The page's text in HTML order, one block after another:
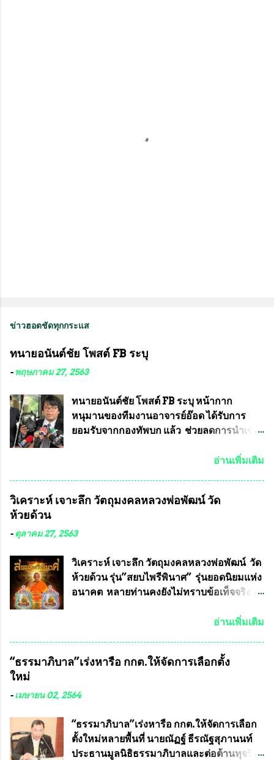
ข่าวฮอตชัดทุกกระแส
ทนายอนันต์ชัย โพสต์ FB ระบุ
- พฤษภาคม 27, 2563
ทนายอนันต์ชัย โพสต์ FB ระบุ หน้ากาก
หนุมานของทีมงานอาจารย์อ๊อด ได้รับการ
ยอมรับจากกองทัพบก แล้ว ช่วยลดการนำเข้า
เดช ทนายความชื่อดัง ได้โพสต์ข้อความใน
อาจารย์อ๊อด อาจารย์ประจำภาควิชาเคมี
มหาวิทยาลัยเกษตรศาสตร์ และทีมงานนักวิจัย
ทหาร ( หน้ากากหนุมาน ) ซึ่งทีมงานนักวิจัย
ของอาจารย์อ๊อด เล็งเห็นว่า หน้ากากป้องกัน
สารพิษทางทหาร ถ้าสามารถผลิตได้ใน
พิษทางทหารไม่ต้องนำเข้า ไม่ต้องเปลืองงบ
ประโยชน์อื่นอีกมากมาย อันจะเป็นประโยชน์
กับประเทศชาติอย่างยิ่ง ผมจะดีใจและภูมิใจ
ได้รับการผลิตในประเทศลดการนำเข้าโดยเด็ด
ประเทศได้ โดยทีมทนายความและทีม
งา...
อ่านเพิ่มเติม
วิเคราะห์ เจาะลึก วัตถุมงคลหลวงพ่อพัฒน์ วัด
ห้วยด้วน
-ตุลาคม 27, 2563
วิเคราะห์ เจาะลึก วัตถุมงคลหลวงพ่อพัฒน์ วัด
ห้วยด้วน รุ่น”สยบไพรีพินาศ” รุ่นยอดนิยมแห่ง
อนาคต หลายท่านคงยังไม่ทราบข้อเท็จจริงว่า
พระเครื่องพระบูชาไทย บรรจุให้มีในรายการ
หลวงพ่อคูณ และพระเครื่องหลวงปู่หมุน แต่
พระเครื่องหลวงพ่อคูณ มีเพียงบางรุ่นเท่านั้นที่
หลวงพ่อคูณ มีการจัดสร้างไว้มากมายหลาย
การบรรจุพระเครื่องหลวงพ่อพัฒน์ ให้มีการ
ประกวดแบบถาวรบ้าง ก็คงจะมีการคัดเลือก
เพียงบางรุ่นเช่นกัน เนื่องจากพระเครื่องหลวง
อ่านเพิ่มเติม
“ธรรมาภิบาล”เร่งหารือ กกต.ให้จัดการเลือกตั้ง
ใหม่
-เมษายน 02, 2564
“ธรรมาภิบาล”เร่งหารือ กกต.ให้จัดการเลือก
ตั้งใหม่หลายพื้นที่ นายณัฏฐ์ ธีรณัฐสุภานนท์
ประธานมูลนิธิธรรมาภิบาลและต่อต้านทุจริต